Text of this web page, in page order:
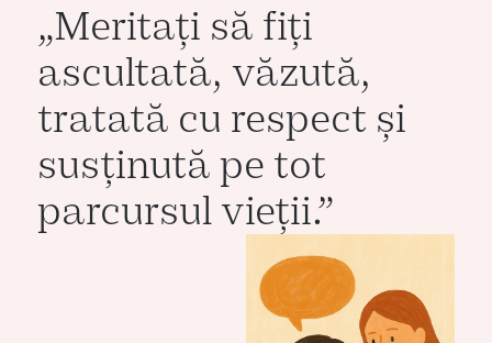
„Meritați să fiți
ascultată, văzută,
tratată cu respect și
susținută pe tot
parcursul vieții.”